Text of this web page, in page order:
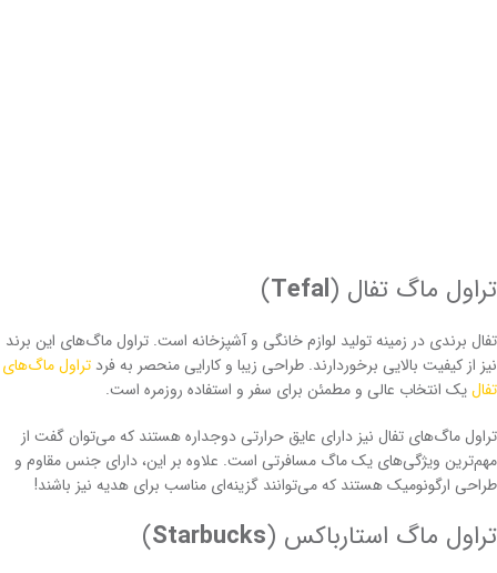
تراول ماگ تفال (Tefal
)
تفال برندی در زمینه تولید لوازم خانگی و آشپزخانه است. تراول ماگ‌های این برند
نیز از کیفیت بالایی برخوردارند. طراحی‌ زیبا و کارایی منحصر به فرد تراول ماگ‌های
تفالیک انتخاب عالی و مطمئن برای سفر و استفاده روزمره است.
تراول ماگ‌های تفال نیز دارای عایق حرارتی دوجداره هستند که می‌توان گفت از
مهم‌ترین ویژگی‌های یک ماگ مسافرتی است. علاوه بر این، دارای جنس مقاوم و
طراحی ارگونومیک هستند که می‌توانند گزینه‌ای مناسب برای هدیه نیز باشند!
تراول ماگ استارباکس (Starbucks
)